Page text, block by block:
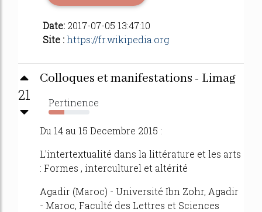
Date: 2017-07-05 13:47:10
Site :https://fr.wikipedia.org
21
Colloques et manifestations - Limag
Pertinence
39%
Du 14 au 15 Decembre 2015 :
L'intertextualité dans la littérature et les arts
: Formes , interculturel et altérité
Agadir (Maroc) - Université Ibn Zohr, Agadir
- Maroc, Faculté des Lettres et Sciences